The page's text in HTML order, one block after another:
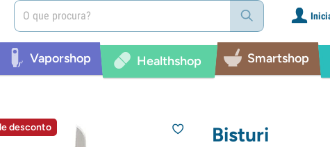
Vaporshop Healthshop Smartshop
desconto Bisturi